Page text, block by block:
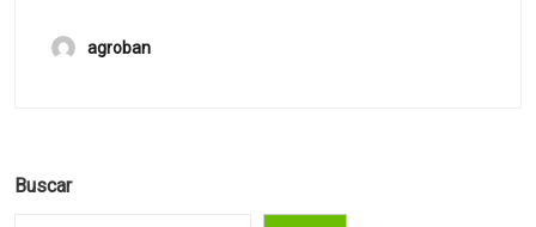
agroban
Buscar